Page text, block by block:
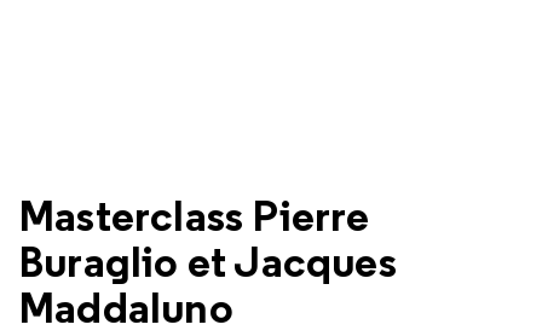
Masterclass Pierre
Buraglio et Jacques
Maddaluno